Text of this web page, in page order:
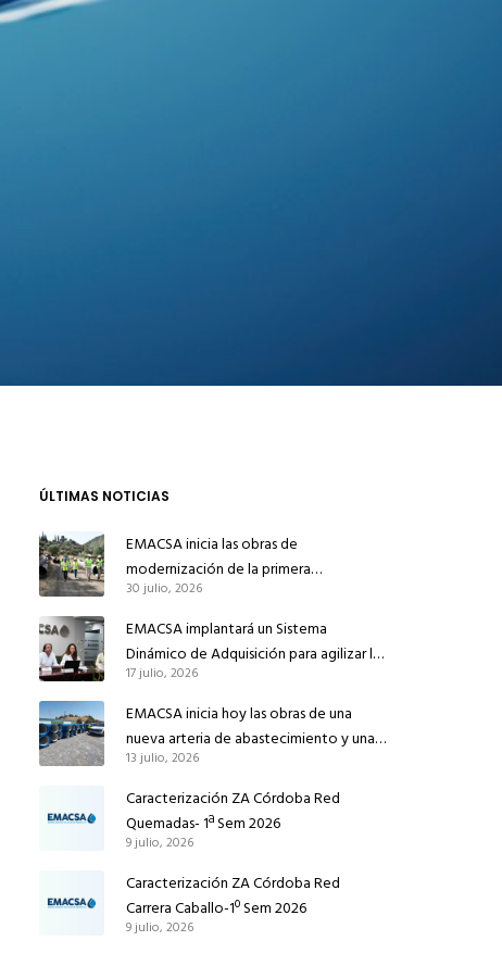
ÚLTIMAS NOTICIAS
EMACSA inicia las obras de
modernización de la primera
conducción de abastecimiento para
reforzar el suministro de agua de
Córdoba
30 julio, 2026
EMACSA implantará un Sistema
Dinámico de Adquisición para agilizar la
contratación de obras en sus redes e
instalaciones
17 julio, 2026
EMACSA inicia hoy las obras de una
nueva arteria de abastecimiento y una
red de agua no potable en Ingeniero
Ruiz de Azúa
13 julio, 2026
Caracterización ZA Córdoba Red
Quemadas- 1ª Sem 2026
9 julio, 2026
Caracterización ZA Córdoba Red
Carrera Caballo-1º Sem 2026
9 julio, 2026